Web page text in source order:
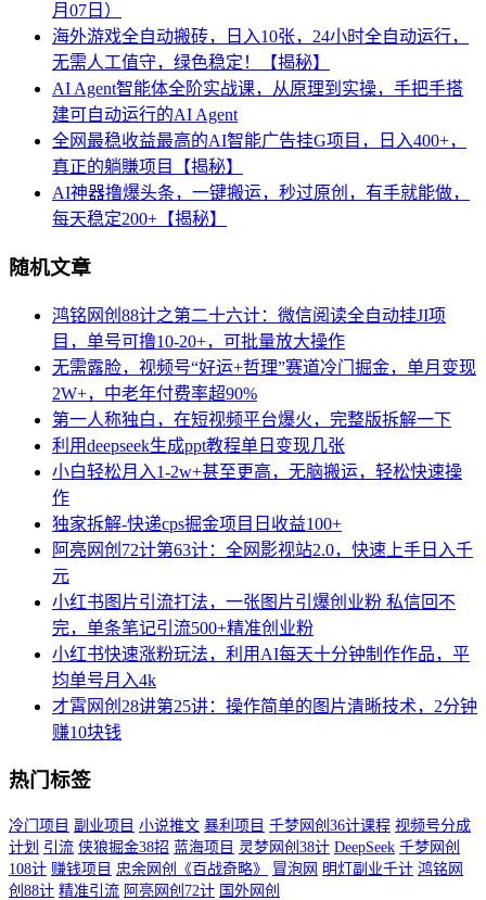
月07日）
海外游戏全自动搬砖，日入10张，24小时全自动运行，
无需人工值守，绿色稳定！【揭秘】
AI Agent智能体全阶实战课，从原理到实操，手把手搭
建可自动运行的AI Agent
全网最稳收益最高的AI智能广告挂G项目，日入400+，
真正的躺賺项目【揭秘】
AI神器撸爆头条，一键搬运，秒过原创，有手就能做，
每天稳定200+【揭秘】
随机文章
鸿铭网创88计之第二十六计：微信阅读全自动挂JI项
目，单号可撸10-20+，可批量放大操作
无需露脸，视频号“好运+哲理”赛道冷门掘金，单月变现
2W+，中老年付费率超90%
第一人称独白，在短视频平台爆火，完整版拆解一下
利用deepseek生成ppt教程单日变现几张
小白轻松月入1-2w+甚至更高，无脑搬运，轻松快速操
作
独家拆解-快递cps掘金项目日收益100+
阿亮网创72计第63计：全网影视站2.0，快速上手日入千
元
小红书图片引流打法，一张图片引爆创业粉 私信回不
完，单条笔记引流500+精准创业粉
小红书快速涨粉玩法，利用AI每天十分钟制作作品，平
均单号月入4k
才霄网创28讲第25讲：操作简单的图片清晰技术，2分钟
赚10块钱
热门标签
冷门项目 副业项目 小说推文 暴利项目 千梦网创36计课程 视频号分成
计划 引流 侠狼掘金38招 蓝海项目 灵梦网创38计 DeepSeek 千梦网创
108计 赚钱项目 忠余网创《百战奇略》 冒泡网 明灯副业千计 鸿铭网
创88计 精准引流 阿亮网创72计 国外网创